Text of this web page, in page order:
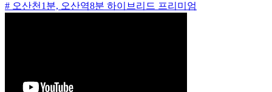
# 오산천1분, 오산역8분 하이브리드 프리미엄